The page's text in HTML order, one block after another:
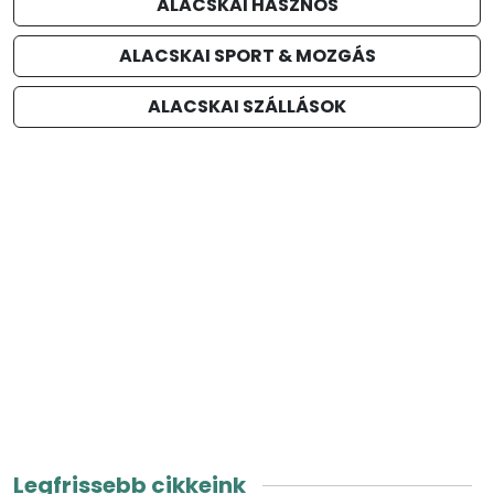
ALACSKAI SPORT & MOZGÁS
ALACSKAI SZÁLLÁSOK
Legfrissebb cikkeink